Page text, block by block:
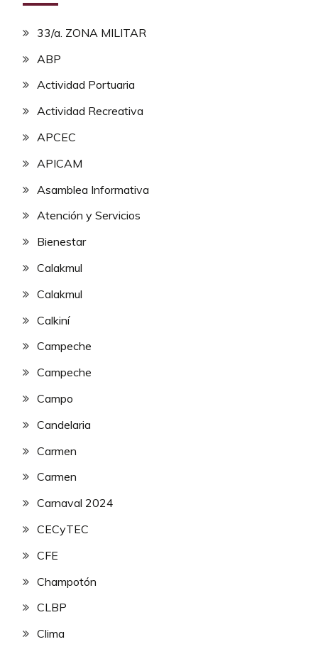
33/a. ZONA MILITAR
ABP
Actividad Portuaria
Actividad Recreativa
APCEC
APICAM
Asamblea Informativa
Atención y Servicios
Bienestar
Calakmul
Calakmul
Calkiní
Campeche
Campeche
Campo
Candelaria
Carmen
Carmen
Carnaval 2024
CECyTEC
CFE
Champotón
CLBP
Clima